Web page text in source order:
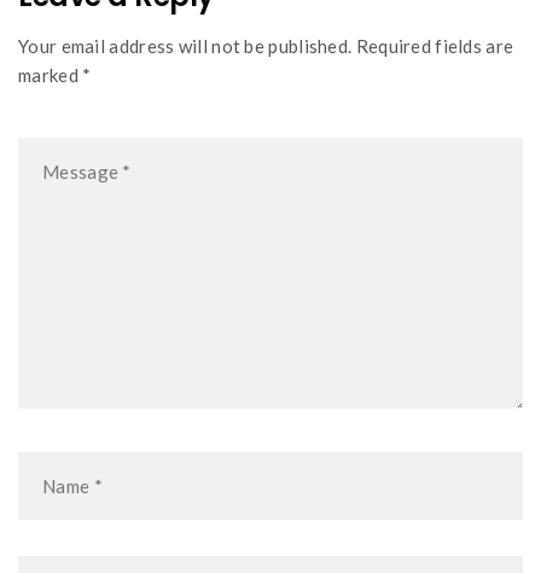
Your email address will not be published. Required fields are
marked *